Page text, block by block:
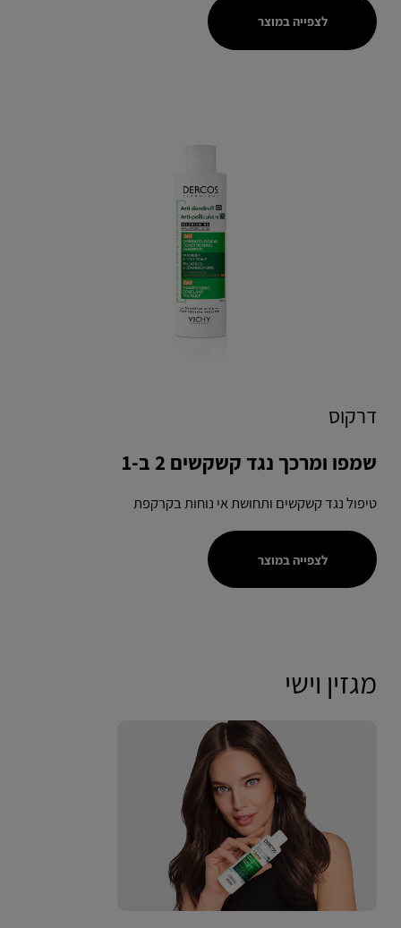
לצפייה במוצר
דרקוס
שמפו ומרכך נגד קשקשים 2 ב-1
טיפול נגד קשקשים ותחושת אי נוחות בקרקפת
לצפייה במוצר
מגזין וישי